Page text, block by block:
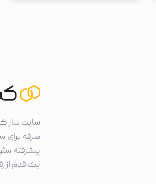
سایت ساز
صرفه برای
پیشرفته
یک قدم از